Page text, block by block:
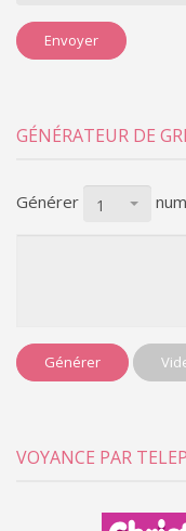
Envoyer
GÉNÉRATEUR DE
Générer 1
Générer
VOYANCE PAR